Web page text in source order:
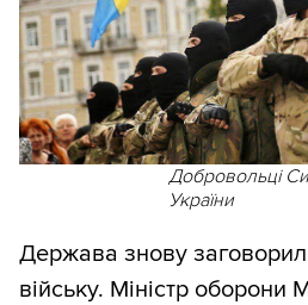
Добровольці
України
Держава знову
війську. Міністр